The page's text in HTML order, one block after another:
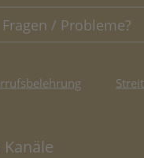
Fragen / Probleme?